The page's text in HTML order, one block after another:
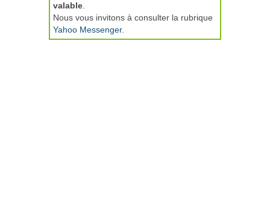
valable
Nous vous invitons à consulter la rubrique
Yahoo Messenger.